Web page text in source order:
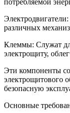
потребляемой
различных
Клеммы: Служат
электрощиту,
Эти компоненты
электрощитового
безопасную
Основные